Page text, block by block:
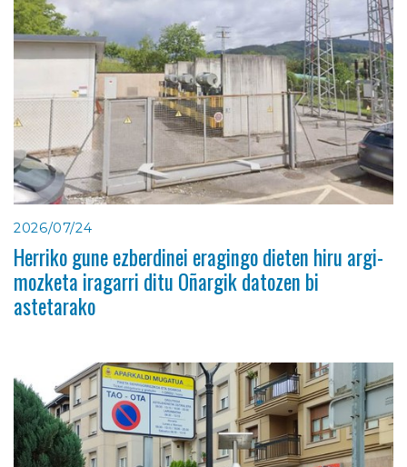
2026/07/24
Herriko gune ezberdinei eragingo dieten hiru argi-
mozketa iragarri ditu Oñargik datozen bi
astetarako